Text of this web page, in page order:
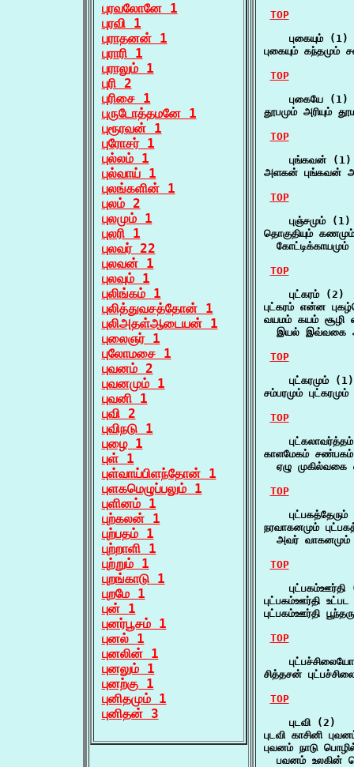
புரவலோனே 1
புரவி 1
புராதனன் 1
புராரி 1
புராலும் 1
புரி 2
புரிசை 1
புருடோத்தமனே 1
புரூரவன் 1
புரோசர் 1
புல்லம் 1
புல்வாய் 1
புலங்களின் 1
புலம் 2
புலமும் 1
புலரி 1
புலவர் 22
புலவன் 1
புலவும் 1
புலிங்கம் 1
புலித்துவசத்தோன் 1
புலிஅதள்ஆடையன் 1
புலைஞர் 1
புலோமசை 1
புவனம் 2
புவனமும் 1
புவனி 1
புவி 2
புவிநடு 1
புழை 1
புள் 1
புள்வாய்பிளந்தோன் 1
புளகமெழுப்பலும் 1
புளினம் 1
புற்கலன் 1
புற்பதம் 1
புற்றாளி 1
புற்றும் 1
புறங்காடு 1
புறமே 1
புன் 1
புனர்பூசம் 1
புனல் 1
புனலின் 1
புனலும் 1
புனற்கு 1
புனிதமும் 1
புனிதன் 3
TOP
    புகையும் (1)
புகையும்
TOP
    புகையே (1)
தூபமும் அரியும்
TOP
    புங்கவன் (1)
அளகன் புங்கவன்
TOP
    புஞ்சமும் (1)
தொகுதியும்
கோட்டிக்காயமும்
TOP
    புட்கரம் (2)
புட்கரம் என்ன
வயமம் கயம் சூழி
இயல் இவ்வகை
TOP
    புட்கரமும் (1)
சம்பரமும்
TOP
காளமேகம் சண்பகம்
ஏழு
TOP
புட்பகத்தேரும்
நரவாகனமும்
அவர்
TOP
புட்பகம்ஊர்தி
புட்பகம்ஊர்தி
புட்பகம்ஊர்தி
TOP
சித்தசன்
TOP
    புடவி (2)
புடவி காசினி
புவனம் நாடு
பவனம் உலகின்